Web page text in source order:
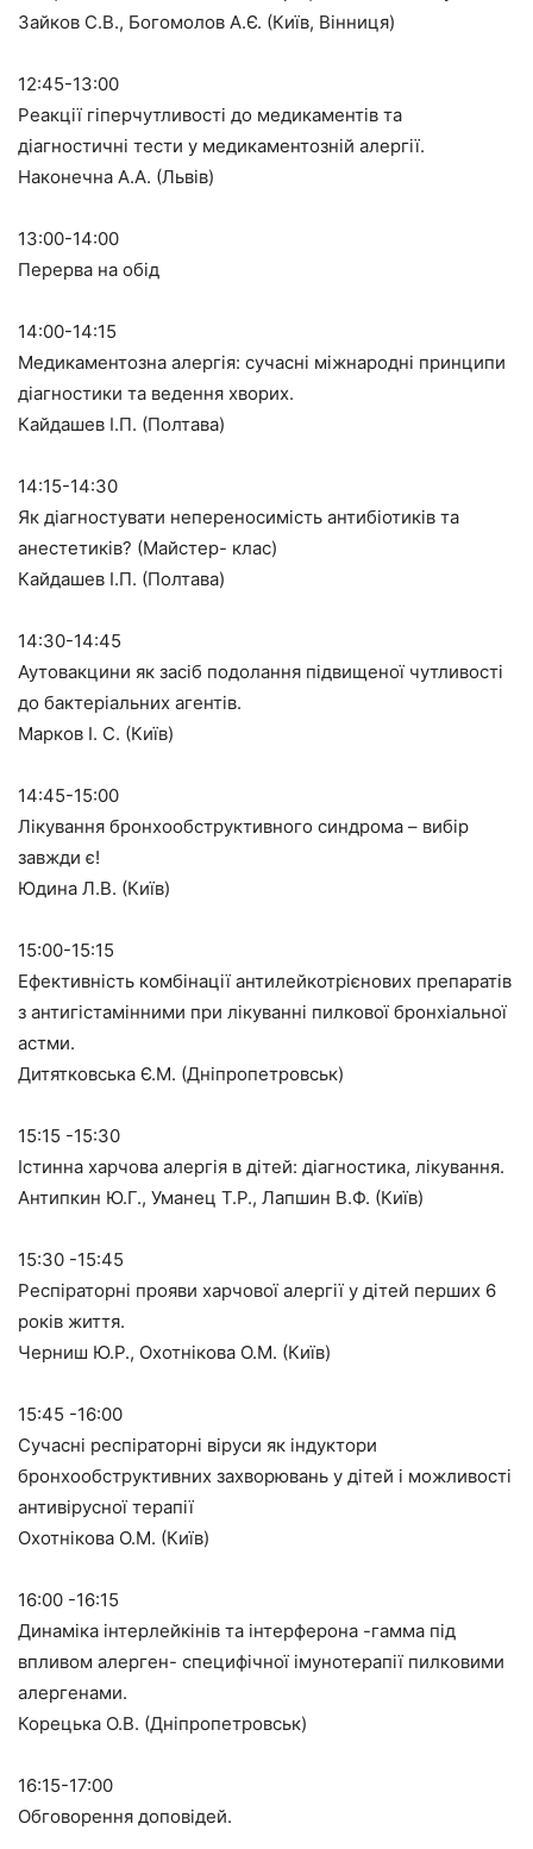
Зайков С.В., Богомолов А.Є. (Київ, Вінниця)
12:45-13:00
Реакції гіперчутливості до медикаментів та
діагностичні тести у медикаментозній алергії.
Наконечна А.А. (Львів)
13:00-14:00
Перерва на обід
14:00-14:15
Медикаментозна алергія: сучасні міжнародні принципи
діагностики та ведення хворих.
Кайдашев І.П. (Полтава)
14:15-14:30
Як діагностувати непереносимість антибіотиків та
анестетиків? (Майстер- клас)
Кайдашев І.П. (Полтава)
14:30-14:45
Аутовакцини як засіб подолання підвищеної чутливості
до бактеріальних агентів.
Марков І. С. (Київ)
14:45-15:00
Лікування бронхообструктивного синдрома – вибір
завжди є!
Юдина Л.В. (Київ)
15:00-15:15
Ефективність комбінації антилейкотрієнових препаратів
з антигістамінними при лікуванні пилкової бронхіальної
астми.
Дитятковська Є.М. (Дніпропетровськ)
15:15 -15:30
Істинна харчова алергія в дітей: діагностика, лікування.
Антипкин Ю.Г., Уманец Т.Р., Лапшин В.Ф. (Київ)
15:30 -15:45
Респіраторні прояви харчової алергії у дітей перших 6
років життя.
Черниш Ю.Р., Охотнікова О.М. (Київ)
15:45 -16:00
Сучасні респіраторні віруси як індуктори
бронхообструктивних захворювань у дітей і можливості
антивірусної терапії
Охотнікова О.М. (Київ)
16:00 -16:15
Динаміка інтерлейкінів та інтерферона -гамма під
впливом алерген- специфічної імунотерапії пилковими
алергенами.
Корецька О.В. (Дніпропетровськ)
16:15-17:00
Обговорення доповідей.